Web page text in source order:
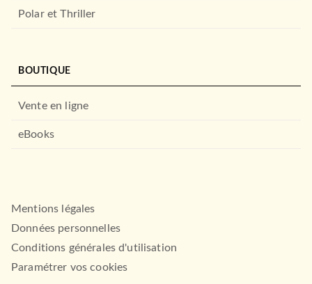
voyage au Japon
Polar et Thriller
BOUTIQUE
Vente en ligne
eBooks
Mentions légales
Données personnelles
Conditions générales d'utilisation
Paramétrer vos cookies